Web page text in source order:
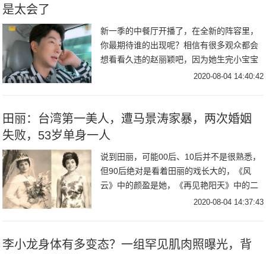
是太会了
新一季的中餐厅开播了，在全新的阵容里，
你最期待谁的出现呢？相信有很多观众都会
想看看久违的赵丽颖吧，因为她生完小宝宝
后就直接入组拍戏去了，还没时间和大家沟
2020-08-04 14:40:42
田丽：台湾第一美人，遭马景涛家暴，两次婚姻
失败，53岁单身一人
说到田丽，可能00后、10后并不是很熟悉，
但90后绝对是看着田丽的戏长大的，《风
云》中的颜盈是她，《再见艳阳天》中的二
姨太是她，《爱在春天》中的白牡丹也是
2020-08-04 14:37:43
​李小龙身体有多变态？一组罕见肌肉照曝光，背